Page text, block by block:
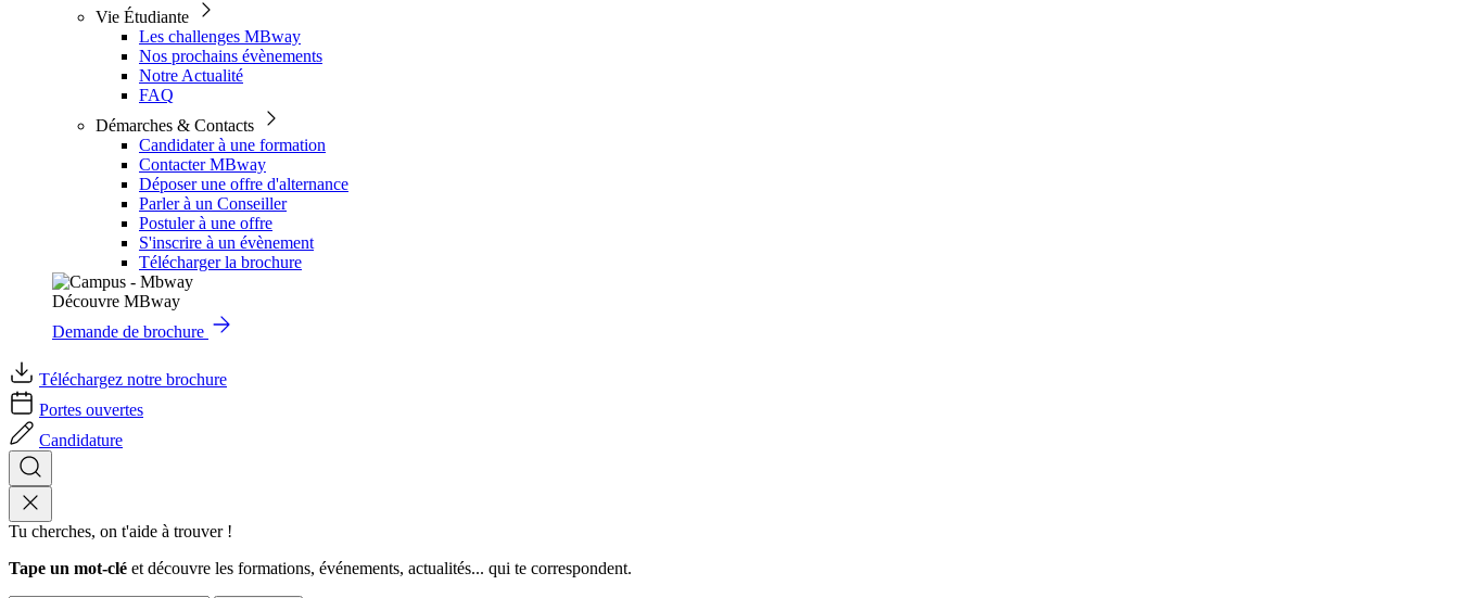
Vie Étudiante
Les challenges MBway
Nos prochains évènements
Notre Actualité
FAQ
Démarches & Contacts
Candidater à une formation
Contacter MBway
Déposer une offre d'alternance
Parler à un Conseiller
Postuler à une offre
S'inscrire à un évènement
Télécharger la brochure
Découvre MBway
Demande de brochure
Téléchargez notre brochure
Portes ouvertes
Candidature
Tu cherches, on t'aide à trouver !
Tape un mot-clé et découvre les formations, événements, actualités... qui te correspondent.